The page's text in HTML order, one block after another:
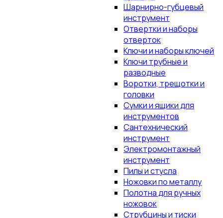
Шарнирно-губцевый
инструмент
Отвертки и наборы
отверток
Ключи и наборы ключей
Ключи трубные и
разводные
Воротки, трещотки и
головки
Сумки и ящики для
инструментов
Сантехнический
инструмент
Электромонтажный
инструмент
Пилы и стусла
Ножовки по металлу
Полотна для ручных
ножовок
Струбцины и тиски